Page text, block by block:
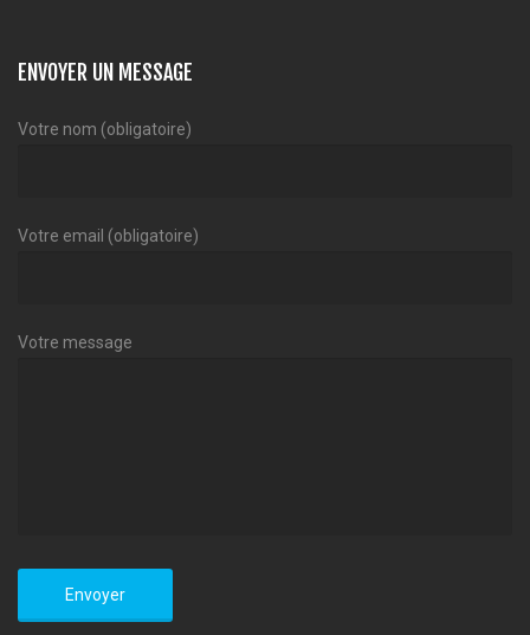
ENVOYER UN MESSAGE
Votre nom (obligatoire)
Votre email (obligatoire)
Votre message